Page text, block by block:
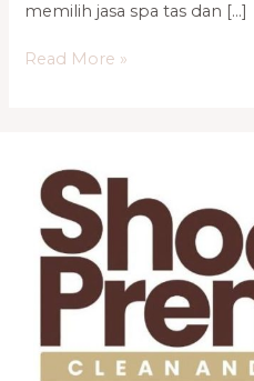
memilih jasa spa tas dan […]
Read More »